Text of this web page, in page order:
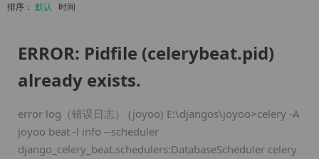
排序： 默认 时间
ERROR: Pidfile (celerybeat.pid)
already exists.
error log（错误日志） (joyoo) E:\djangos\joyoo>celery -A
joyoo beat -l info --scheduler
django_celery_beat.schedulers:DatabaseScheduler celery